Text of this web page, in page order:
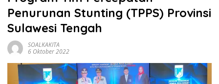
Penurunan Stunting (TPPS) Provinsi
Sulawesi Tengah
SOALKAKITA
6 Oktober 2022